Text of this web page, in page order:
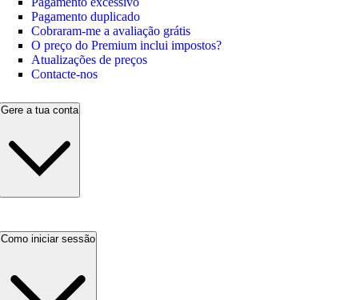
Pagamento duplicado
Cobraram-me a avaliação grátis
O preço do Premium inclui impostos?
Atualizações de preços
Contacte-nos
Gere a tua conta
Como iniciar sessão